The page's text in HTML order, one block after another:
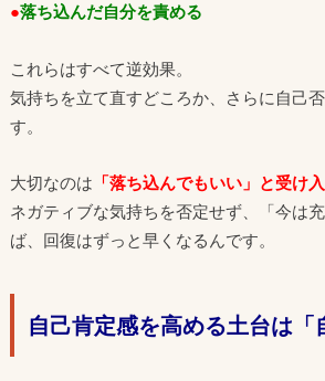
●落ち込んだ自分を責める
これらはすべて逆効果。
気持ちを立て直すどころか、さらに自己
す。
大切なのは 「落ち込んでもいい」と受け
ネガティブな気持ちを否定せず、「今は
ば、回復はずっと早くなるんです。
自己肯定感を高める土台は「